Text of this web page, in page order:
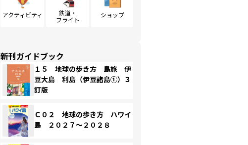
アクティビティ
鉄道・
フライト
ショップ
新刊ガイドブック
１５ 地球の歩き方 島旅 伊
豆大島 利島（伊豆諸島①）３
訂版
Ｃ０２ 地球の歩き方 ハワイ
島 ２０２７～２０２８